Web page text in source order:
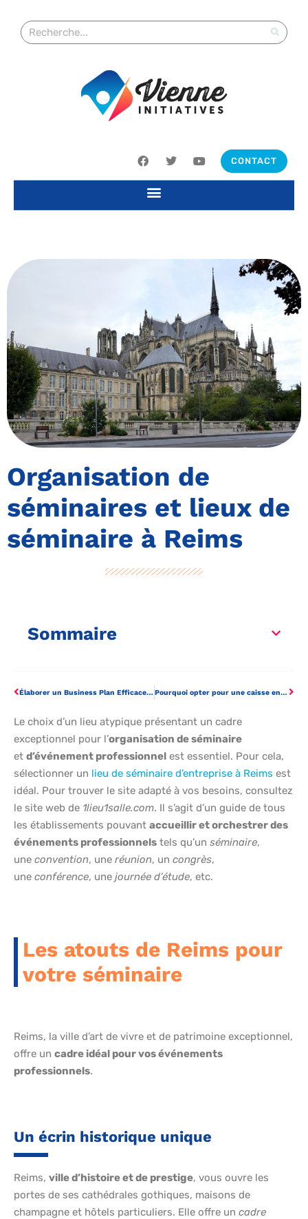
CONTACT
Organisation de
séminaires et lieux de
séminaire à Reims
Sommaire
Élaborer un Business Plan Efficace pour votre Entreprise Pourquoi opter pour une caisse enregistreuse tactile pour votre commerce ?
Le choix d’un lieu atypique présentant un cadre
exceptionnel pour l’organisation de séminaire
et d’événement professionnel est essentiel. Pour cela,
sélectionner un lieu de séminaire d’entreprise à Reims est
idéal. Pour trouver le site adapté à vos besoins, consultez
le site web de 1lieu1salle.com. Il s’agit d’un guide de tous
les établissements pouvant accueillir et orchestrer des
événements professionnels tels qu’un séminaire,
une convention, une réunion, un congrès,
une conférence, une journée d’étude, etc.
Les atouts de Reims pour
votre séminaire
Reims, la ville d’art de vivre et de patrimoine exceptionnel,
offre un cadre idéal pour vos événements
professionnels.
Un écrin historique unique
Reims, ville d’histoire et de prestige, vous ouvre les
portes de ses cathédrales gothiques, maisons de
champagne et hôtels particuliers. Elle offre un cadre